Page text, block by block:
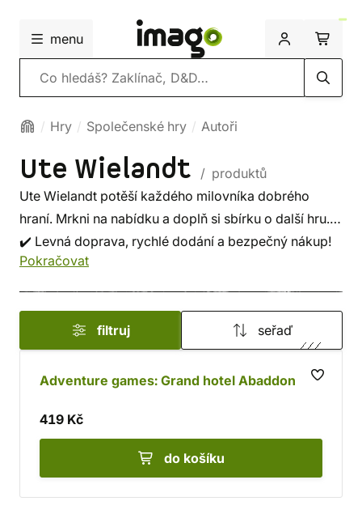
menu
Vyhledávání
Hry Společenské hry Autoři
Ute Wielandt
/ produktů
Ute Wielandt potěší každého milovníka dobrého
hraní. Mrkni na nabídku a doplň si sbírku o další hru.
✔️ Levná doprava, rychlé dodání a bezpečný nákup!
Pokračovat
filtruj seřaď
Adventure games: Grand hotel Abaddon
419 Kč
do košíku